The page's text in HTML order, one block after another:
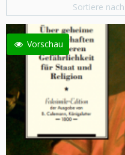
Sortiere
Vorschau